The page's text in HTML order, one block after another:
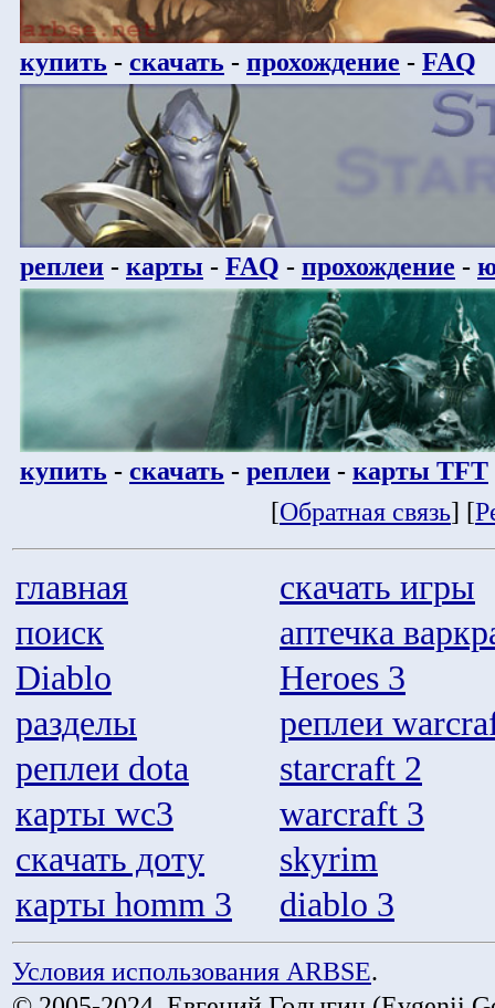
купить - скачать - прохождение - FAQ
реплеи - карты - FAQ - прохождение -
купить - скачать - реплеи - карты TFT
[Обратная связь] [
главная
скачать игры
поиск
аптечка
Diablo
Heroes 3
разделы
реплеи
реплеи dota
starcraft 2
карты wc3
warcraft 3
скачать доту
skyrim
карты homm 3
diablo 3
Условия использования ARBSE.